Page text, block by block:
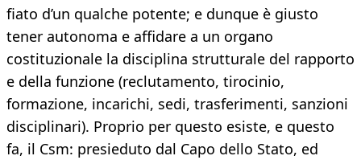
fiato d’un qualche potente; e dunque è giusto
tener autonoma e affidare a un organo
costituzionale la disciplina strutturale del rapporto
e della funzione (reclutamento, tirocinio,
formazione, incarichi, sedi, trasferimenti, sanzioni
disciplinari). Proprio per questo esiste, e questo
fa, il Csm: presieduto dal Capo dello Stato, ed